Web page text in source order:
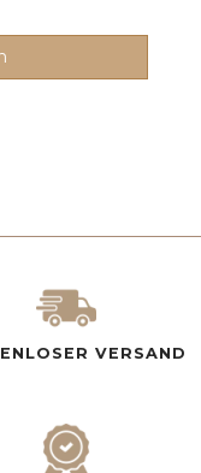
VERSAND